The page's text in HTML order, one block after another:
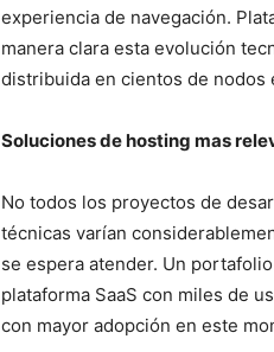
experiencia de navegación.
manera clara esta evolución
distribuida en cientos de
Soluciones de hosting mas
No todos los proyectos de
técnicas varían
se espera atender. Un
plataforma SaaS con miles de
con mayor adopción en este